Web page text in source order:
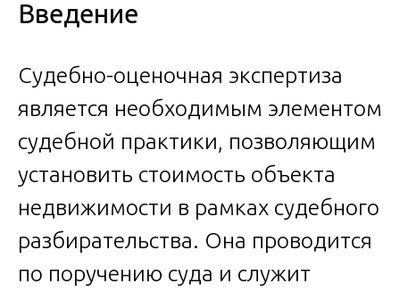
Введение
Судебно-оценочная экспертиза
является необходимым элементом
судебной практики, позволяющим
установить стоимость объекта
недвижимости в рамках судебного
разбирательства. Она проводится
по поручению суда и служит